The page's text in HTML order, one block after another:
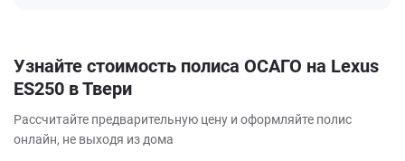
Узнайте стоимость полиса ОСАГО на Lexus
ES250 в Твери
Рассчитайте предварительную цену и оформляйте полис
онлайн, не выходя из дома